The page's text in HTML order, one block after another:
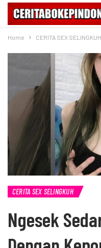
Home CERITA SEX SELINGKUH
CERITA SEX SELINGKUH
Ngesek